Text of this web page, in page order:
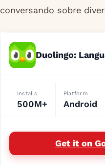
conversando sobre
Installs
500M+
Platform
Android
Get it on